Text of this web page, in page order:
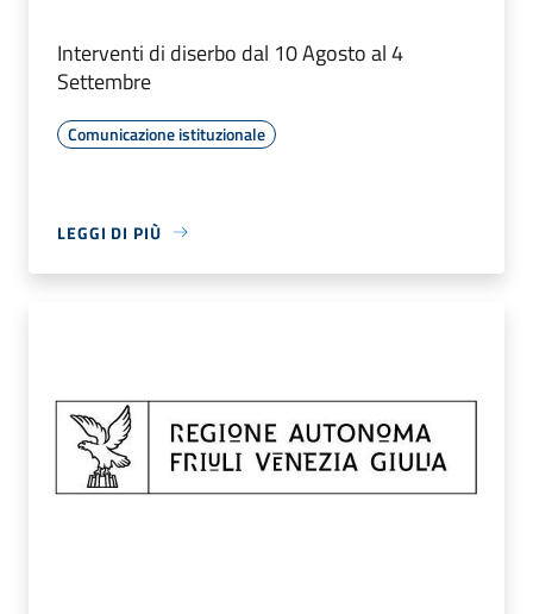
Interventi di diserbo dal 10 Agosto al 4
Settembre
Comunicazione istituzionale
LEGGI DI PIÙ